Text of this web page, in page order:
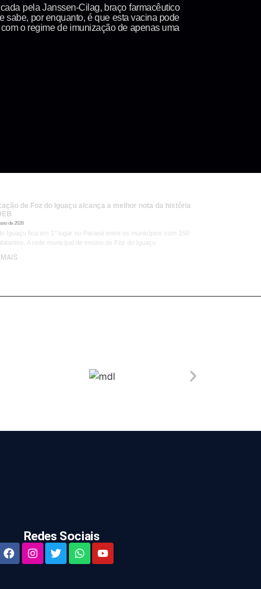
pela Janssen-Cilag, braço farmacêutico
sabe, por enquanto, é que esta vacina pode
o regime de imunização de apenas uma
de Foz do Iguaçu alcança a melhor nota da história
de 2026
Iguaçu fica em 1° lugar no Paraná entre os municípios com 150
A rede municipal de ensino de Foz do Iguaçu
MAIS
Redes Sociais